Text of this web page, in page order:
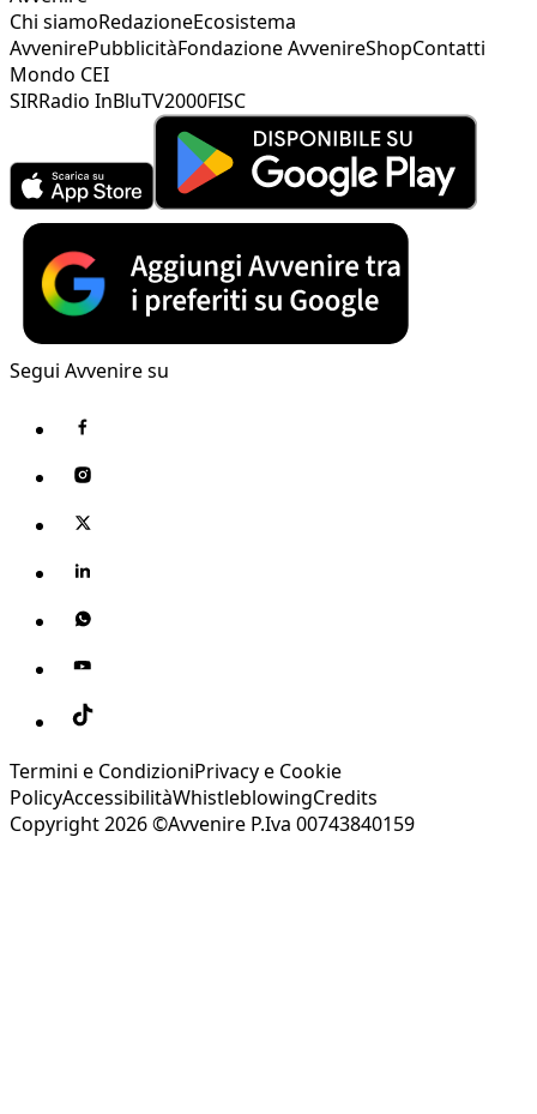
Chi siamoRedazioneEcosistema
AvvenirePubblicitàFondazione AvvenireShopContatti
Mondo CEI
SIRRadio InBluTV2000FISC
Segui Avvenire su
Termini e CondizioniPrivacy e Cookie
PolicyAccessibilitàWhistleblowingCredits
Copyright 2026 ©Avvenire P.Iva 00743840159